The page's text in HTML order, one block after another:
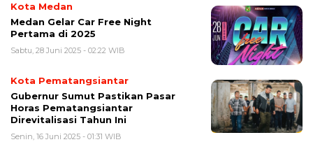
Kota Medan
Medan Gelar Car Free Night
Pertama di 2025
Sabtu, 28 Juni 2025 - 02:22 WIB
Kota Pematangsiantar
Gubernur Sumut Pastikan Pasar
Horas Pematangsiantar
Direvitalisasi Tahun Ini
Senin, 16 Juni 2025 - 01:31 WIB